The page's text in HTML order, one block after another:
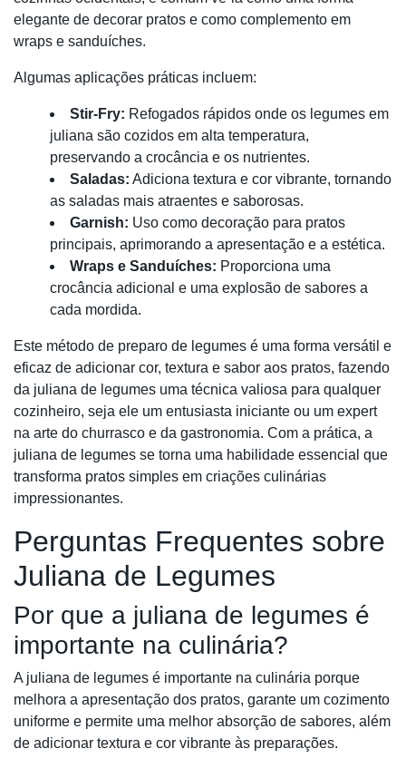
elegante de decorar pratos e como complemento em
wraps e sanduíches.
Algumas aplicações práticas incluem:
Stir-Fry: Refogados rápidos onde os legumes em
juliana são cozidos em alta temperatura,
preservando a crocância e os nutrientes.
Saladas: Adiciona textura e cor vibrante, tornando
as saladas mais atraentes e saborosas.
Garnish: Uso como decoração para pratos
principais, aprimorando a apresentação e a estética.
Wraps e Sanduíches: Proporciona uma
crocância adicional e uma explosão de sabores a
cada mordida.
Este método de preparo de legumes é uma forma versátil e
eficaz de adicionar cor, textura e sabor aos pratos, fazendo
da juliana de legumes uma técnica valiosa para qualquer
cozinheiro, seja ele um entusiasta iniciante ou um expert
na arte do churrasco e da gastronomia. Com a prática, a
juliana de legumes se torna uma habilidade essencial que
transforma pratos simples em criações culinárias
impressionantes.
Perguntas Frequentes sobre
Juliana de Legumes
Por que a juliana de legumes é
importante na culinária?
A juliana de legumes é importante na culinária porque
melhora a apresentação dos pratos, garante um cozimento
uniforme e permite uma melhor absorção de sabores, além
de adicionar textura e cor vibrante às preparações.